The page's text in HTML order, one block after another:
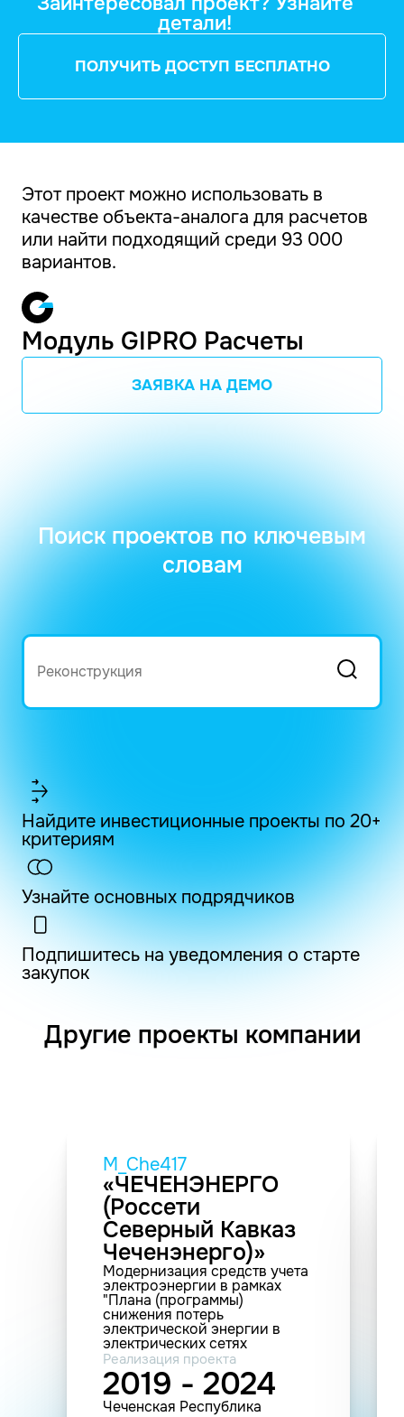
детали!
ПОЛУЧИТЬ ДОСТУП БЕСПЛАТНО
Этот проект можно использовать в
качестве объекта-аналога для расчетов
или найти подходящий среди 93 000
вариантов.
Модуль GIPRO Расчеты
ЗАЯВКА НА ДЕМО
Поиск проектов по ключевым
словам
Найдите инвестиционные проекты по 20+
критериям
Узнайте основных подрядчиков
Подпишитесь на уведомления о старте
закупок
Другие проекты компании
M_Che417
«ЧЕЧЕНЭНЕРГО
(Россети
Северный Кавказ
Чеченэнерго)»
Модернизация средств учета
электроэнергии в рамках
"Плана (программы)
снижения потерь
электрической энергии в
электрических сетях
Шатойских РЭС АО
"Чеченэнерго" (установка
1013 шт. приборов учета)
Реализация проекта
2019 - 2024
Чеченская Республика